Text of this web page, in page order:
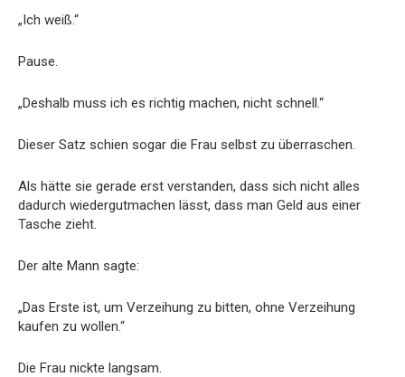
„Ich weiß.“
Pause.
„Deshalb muss ich es richtig machen, nicht schnell.“
Dieser Satz schien sogar die Frau selbst zu überraschen.
Als hätte sie gerade erst verstanden, dass sich nicht alles
dadurch wiedergutmachen lässt, dass man Geld aus einer
Tasche zieht.
Der alte Mann sagte:
„Das Erste ist, um Verzeihung zu bitten, ohne Verzeihung
kaufen zu wollen.“
Die Frau nickte langsam.